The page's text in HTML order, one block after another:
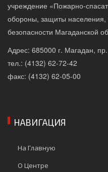
учреждение «Пожарно-
обороны, защиты населения,
безопасности Магаданской
Адрес: 685000 г. Магадан,
тел.: (4132) 62-72-42
факс: (4132) 62-05-00
НАВИГАЦИЯ
На Главную
О Центре